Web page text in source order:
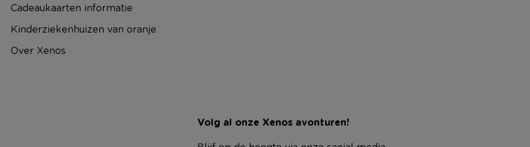
Cadeaukaarten informatie
Kinderziekenhuizen van oranje
Over Xenos
Volg al onze Xenos avonturen!